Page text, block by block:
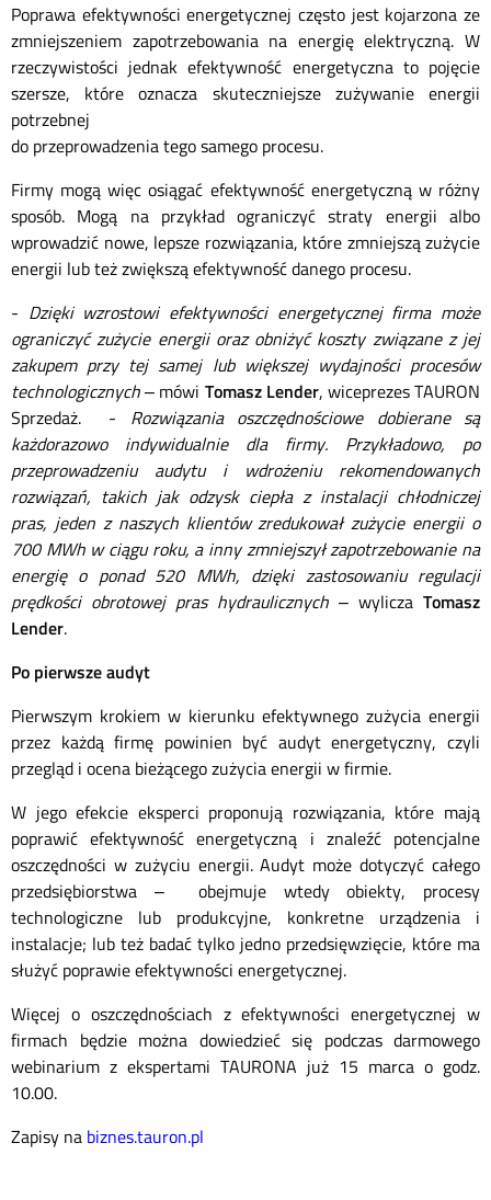
Poprawa efektywności energetycznej często jest kojarzona ze
zmniejszeniem zapotrzebowania na energię elektryczną. W
rzeczywistości jednak efektywność energetyczna to pojęcie
szersze, które oznacza skuteczniejsze zużywanie energii
potrzebnej
do przeprowadzenia tego samego procesu.
Firmy mogą więc osiągać efektywność energetyczną w różny
sposób. Mogą na przykład ograniczyć straty energii albo
wprowadzić nowe, lepsze rozwiązania, które zmniejszą zużycie
energii lub też zwiększą efektywność danego procesu.
- Dzięki wzrostowi efektywności energetycznej firma może
ograniczyć zużycie energii oraz obniżyć koszty związane z jej
zakupem przy tej samej lub większej wydajności procesów
technologicznych– mówi Tomasz Lender, wiceprezes TAURON
Sprzedaż. - Rozwiązania oszczędnościowe dobierane są
każdorazowo indywidualnie dla firmy. Przykładowo, po
przeprowadzeniu audytu i wdrożeniu rekomendowanych
rozwiązań, takich jak odzysk ciepła z instalacji chłodniczej
pras, jeden z naszych klientów zredukował zużycie energii o
700 MWh w ciągu roku, a inny zmniejszył zapotrzebowanie na
energię o ponad 520 MWh, dzięki zastosowaniu regulacji
prędkości obrotowej pras hydraulicznych – wylicza Tomasz
Lender.
Po pierwsze audyt
Pierwszym krokiem w kierunku efektywnego zużycia energii
przez każdą firmę powinien być audyt energetyczny, czyli
przegląd i ocena bieżącego zużycia energii w firmie.
W jego efekcie eksperci proponują rozwiązania, które mają
poprawić efektywność energetyczną i znaleźć potencjalne
oszczędności w zużyciu energii. Audyt może dotyczyć całego
przedsiębiorstwa – obejmuje wtedy obiekty, procesy
technologiczne lub produkcyjne, konkretne urządzenia i
instalacje; lub też badać tylko jedno przedsięwzięcie, które ma
służyć poprawie efektywności energetycznej.
Więcej o oszczędnościach z efektywności energetycznej w
firmach będzie można dowiedzieć się podczas darmowego
webinarium z ekspertami TAURONA już 15 marca o godz.
10.00.
Zapisy na biznes.tauron.pl